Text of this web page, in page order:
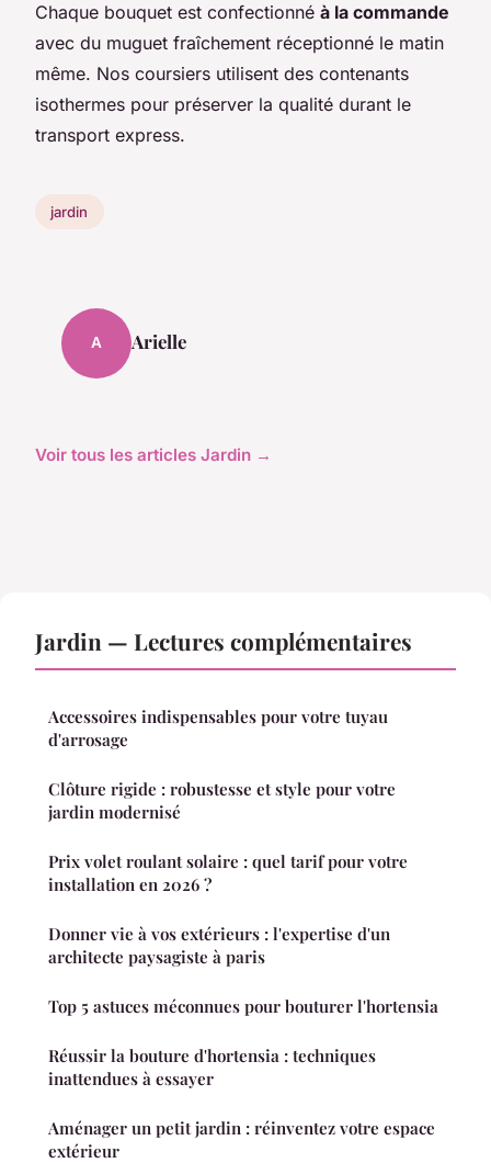
Chaque bouquet est confectionné à la commande
avec du muguet fraîchement réceptionné le matin
même. Nos coursiers utilisent des contenants
isothermes pour préserver la qualité durant le
transport express.
jardin
A Arielle
Voir tous les articles Jardin →
Jardin — Lectures complémentaires
Accessoires indispensables pour votre tuyau
d'arrosage
Clôture rigide : robustesse et style pour votre
jardin modernisé
Prix volet roulant solaire : quel tarif pour votre
installation en 2026 ?
Donner vie à vos extérieurs : l'expertise d'un
architecte paysagiste à paris
Top 5 astuces méconnues pour bouturer l'hortensia
Réussir la bouture d'hortensia : techniques
inattendues à essayer
Aménager un petit jardin : réinventez votre espace
extérieur